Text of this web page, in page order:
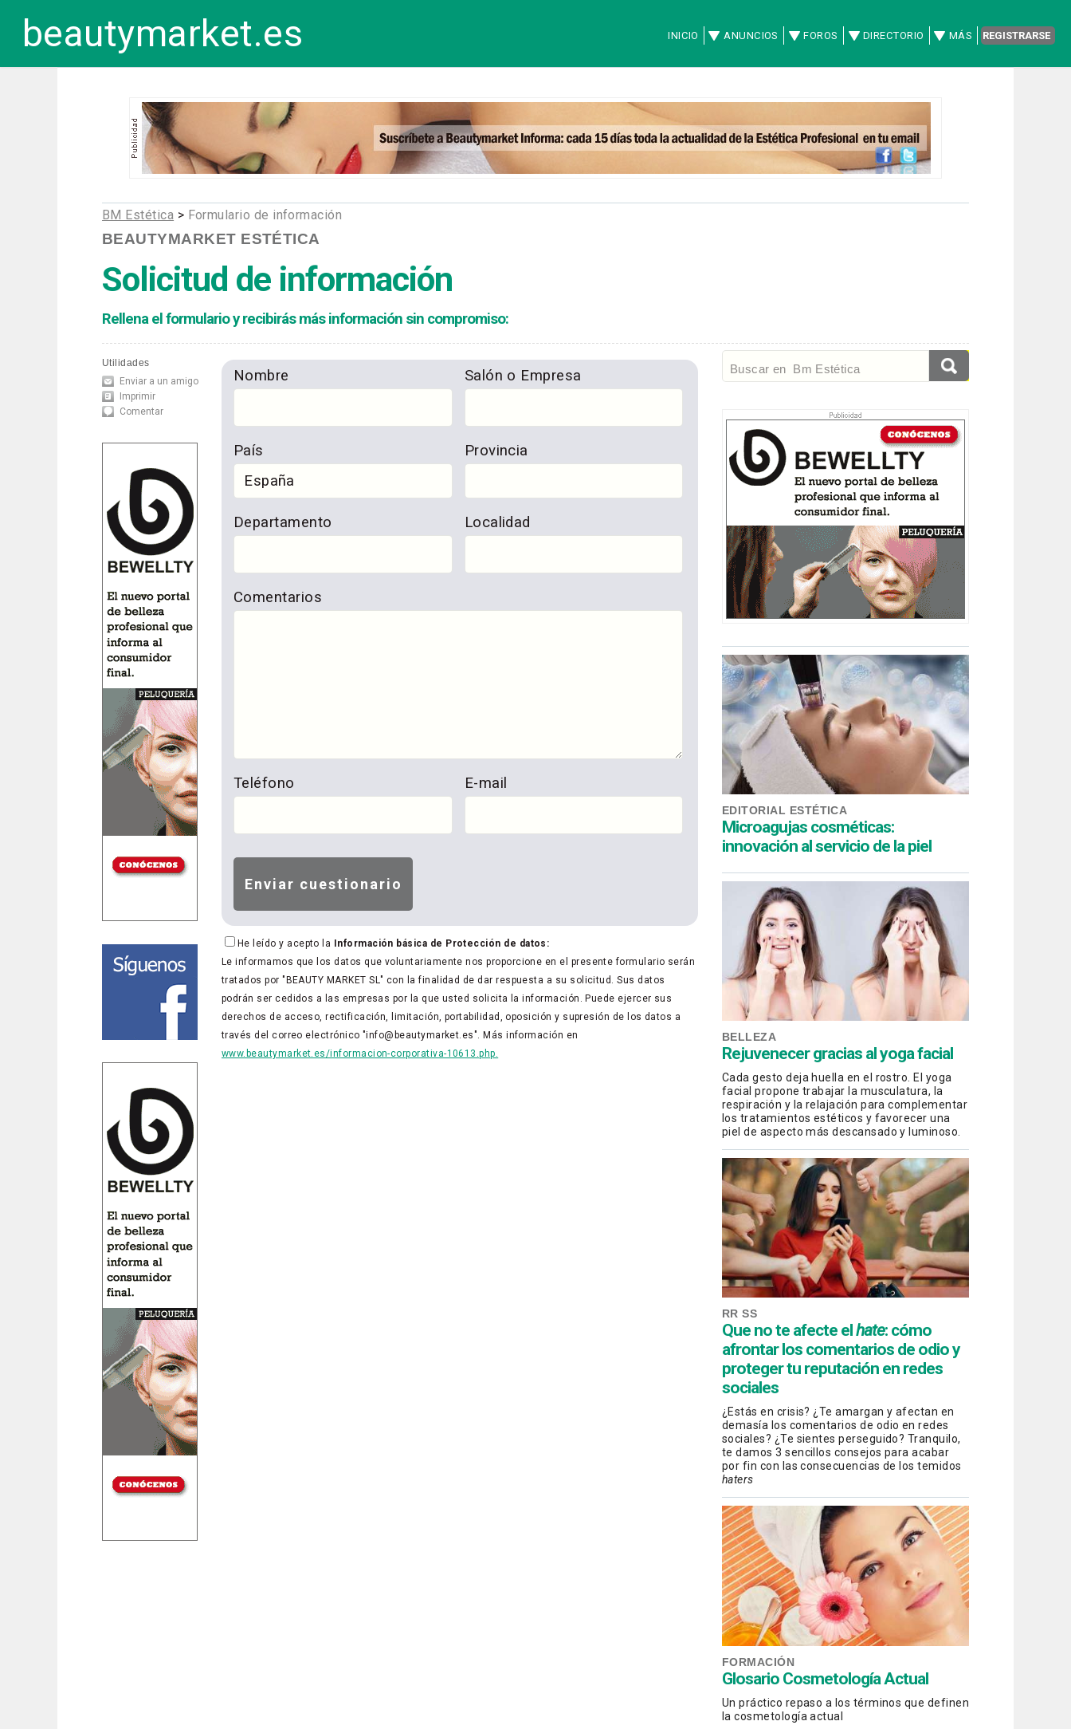
beautymarket.es INICIO ANUNCIOS FOROS DIRECTORIO MÁS REGISTRARSE
BM Estética > Formulario de información
BEAUTYMARKET ESTÉTICA
Solicitud de información
Rellena el formulario y recibirás más información sin compromiso:
Utilidades
Enviar a un amigo
Imprimir
Comentar
EDITORIAL ESTÉTICA
Microagujas cosméticas:
innovación al servicio de la piel
BELLEZA
Rejuvenecer gracias al yoga facial
Cada gesto deja huella en el rostro. El yoga
facial propone trabajar la musculatura, la
respiración y la relajación para complementar
los tratamientos estéticos y favorecer una
piel de aspecto más descansado y luminoso.
RR SS
Que no te afecte el hate: cómo
afrontar los comentarios de odio y
proteger tu reputación en redes
sociales
¿Estás en crisis? ¿Te amargan y afectan en
demasía los comentarios de odio en redes
sociales? ¿Te sientes perseguido? Tranquilo,
te damos 3 sencillos consejos para acabar
por fin con las consecuencias de los temidos
haters
FORMACIÓN
Glosario Cosmetología Actual
Un práctico repaso a los términos que definen
la cosmetología actual
Nombre Salón o Empresa
País Provincia
Departamento Localidad
Comentarios
Teléfono E-mail
He leído y acepto la Información básica de Protección de datos:
Le informamos que los datos que voluntariamente nos proporcione en el presente formulario serán
tratados por "BEAUTY MARKET SL" con la finalidad de dar respuesta a su solicitud. Sus datos
podrán ser cedidos a las empresas por la que usted solicita la información. Puede ejercer sus
derechos de acceso, rectificación, limitación, portabilidad, oposición y supresión de los datos a
través del correo electrónico "info@beautymarket.es". Más información en
www.beautymarket.es/informacion-corporativa-10613.php.